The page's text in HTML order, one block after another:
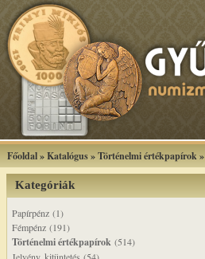
Főoldal»Katalógus»Történelmi értékpapírok»
Kategóriák
Papírpénz (1)
Fémpénz (191)
Történelmi értékpapírok (514)